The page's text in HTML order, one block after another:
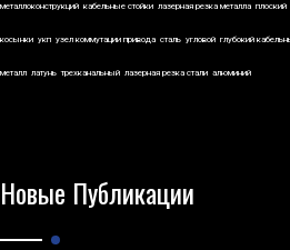
металлоконструкций кабельные стойки лазерная резка металла плоский
косынки укп узел коммутации привода сталь угловой глубокий
металл латунь трехканальный лазерная резка стали алюминий
Новые Публикации